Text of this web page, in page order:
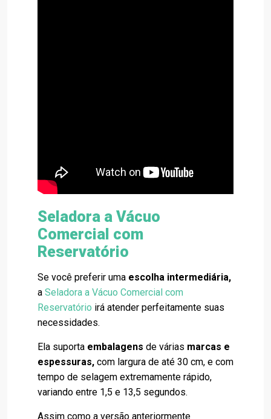
Seladora a Vácuo
Comercial com
Reservatório
Se você preferir uma escolha intermediária,
a Seladora a Vácuo Comercial com
Reservatório irá atender perfeitamente suas
necessidades.
Ela suporta embalagens de várias marcas e
espessuras, com largura de até 30 cm, e com
tempo de selagem extremamente rápido,
variando entre 1,5 e 13,5 segundos.
Assim como a versão anteriormente